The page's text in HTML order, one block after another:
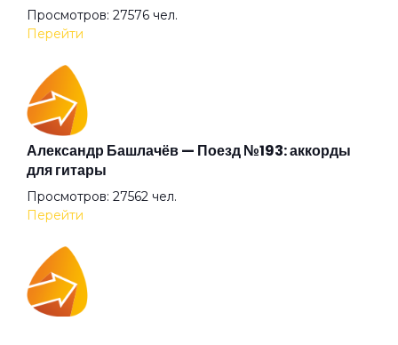
Бежали прочь
Безумные выси
Белая
Белый друг
Белый камень
Просмотров: 27576 чел.
Перейти
Александр Башлачёв — Поезд №193: аккорды
для гитары
Просмотров: 27562 чел.
Перейти